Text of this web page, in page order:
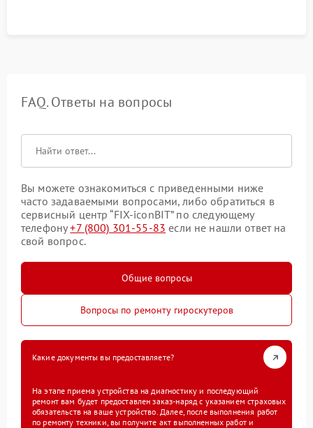
FAQ. Ответы на вопросы
Вы можете ознакомиться с приведенными ниже
часто задаваемыми вопросами, либо обратиться в
сервисный центр “FIX-iconBIT” по следующему
телефону+7 (800) 301-55-83 если не нашли ответ на
свой вопрос.
Общие вопросы
Вопросы по ремонту гироскутеров
Какие документы вы предоставляете?
На этапе приема устройства на диагностику и последующий
ремонт вам будет предоставлен заказ-наряд с указанием страховых
обязательств на ваше устройство. Далее, после выполнения работ
по ремонту техники, вы получите акт выполненных работ и